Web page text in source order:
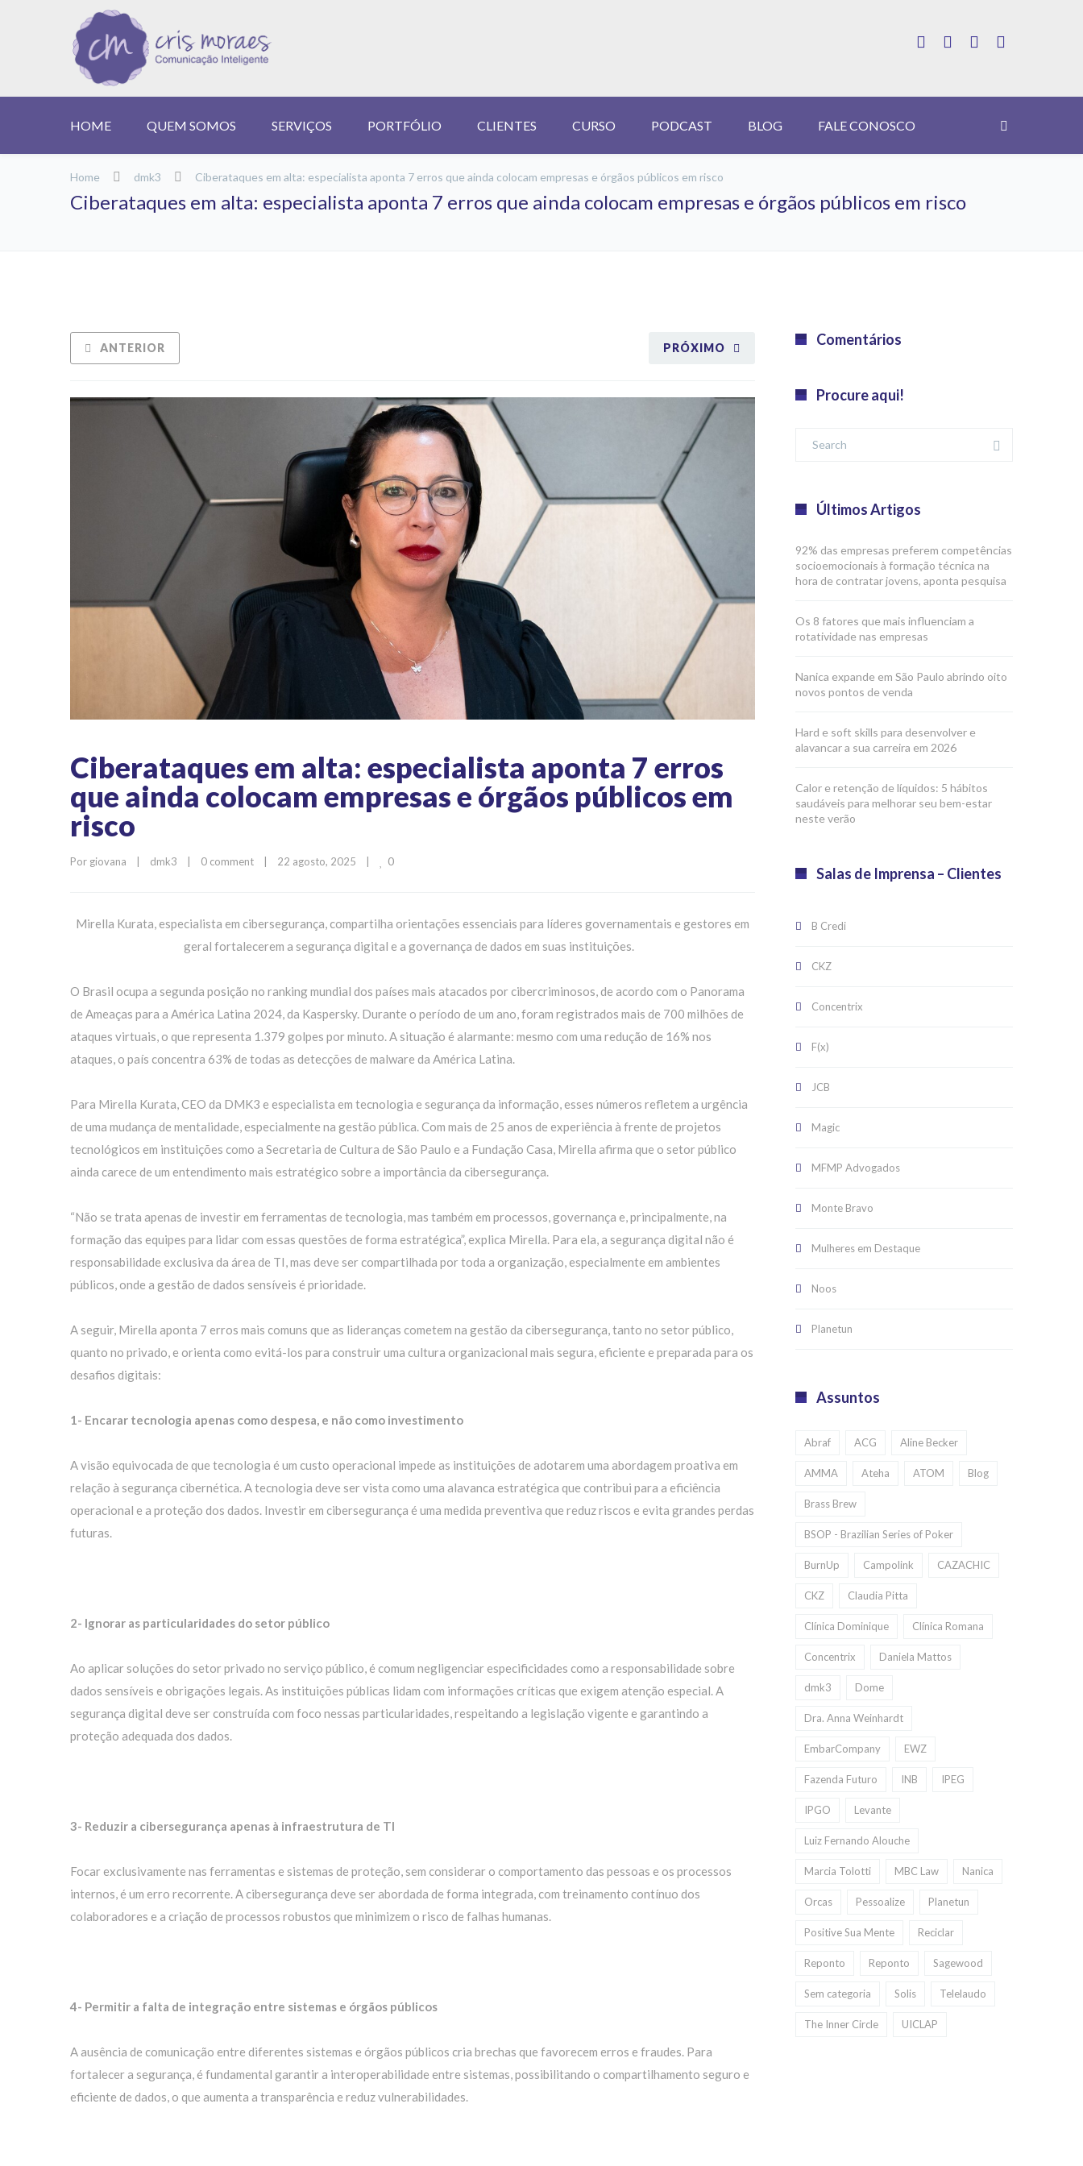
HOME QUEM SOMOS SERVIÇOS PORTFÓLIO CLIENTES CURSO PODCAST BLOG FALE CONOSCO
Ciberataques em alta: especialista aponta 7 erros que ainda colocam empresas e órgãos públicos em risco
Home dmk3 Ciberataques em alta: especialista aponta 7 erros que ainda colocam empresas e órgãos públicos em risco
PRÓXIMO
ANTERIOR
Ciberataques em alta: especialista aponta 7 erros
que ainda colocam empresas e órgãos públicos em
risco
Por giovana dmk3 0 comment 22 agosto, 2025 0
Mirella Kurata, especialista em cibersegurança, compartilha orientações essenciais para líderes governamentais e gestores em
geral fortalecerem a segurança digital e a governança de dados em suas instituições.
O Brasil ocupa a segunda posição no ranking mundial dos países mais atacados por cibercriminosos, de acordo com o Panorama
de Ameaças para a América Latina 2024, da Kaspersky. Durante o período de um ano, foram registrados mais de 700 milhões de
ataques virtuais, o que representa 1.379 golpes por minuto. A situação é alarmante: mesmo com uma redução de 16% nos
ataques, o país concentra 63% de todas as detecções de malware da América Latina.
Para Mirella Kurata, CEO da DMK3 e especialista em tecnologia e segurança da informação, esses números refletem a urgência
de uma mudança de mentalidade, especialmente na gestão pública. Com mais de 25 anos de experiência à frente de projetos
tecnológicos em instituições como a Secretaria de Cultura de São Paulo e a Fundação Casa, Mirella afirma que o setor público
ainda carece de um entendimento mais estratégico sobre a importância da cibersegurança.
“Não se trata apenas de investir em ferramentas de tecnologia, mas também em processos, governança e, principalmente, na
formação das equipes para lidar com essas questões de forma estratégica”, explica Mirella. Para ela, a segurança digital não é
responsabilidade exclusiva da área de TI, mas deve ser compartilhada por toda a organização, especialmente em ambientes
públicos, onde a gestão de dados sensíveis é prioridade.
A seguir, Mirella aponta 7 erros mais comuns que as lideranças cometem na gestão da cibersegurança, tanto no setor público,
quanto no privado, e orienta como evitá-los para construir uma cultura organizacional mais segura, eficiente e preparada para os
desafios digitais:
1- Encarar tecnologia apenas como despesa, e não como investimento
A visão equivocada de que tecnologia é um custo operacional impede as instituições de adotarem uma abordagem proativa em
relação à segurança cibernética. A tecnologia deve ser vista como uma alavanca estratégica que contribui para a eficiência
operacional e a proteção dos dados. Investir em cibersegurança é uma medida preventiva que reduz riscos e evita grandes perdas
futuras.
2- Ignorar as particularidades do setor público
Ao aplicar soluções do setor privado no serviço público, é comum negligenciar especificidades como a responsabilidade sobre
dados sensíveis e obrigações legais. As instituições públicas lidam com informações críticas que exigem atenção especial. A
segurança digital deve ser construída com foco nessas particularidades, respeitando a legislação vigente e garantindo a
proteção adequada dos dados.
3- Reduzir a cibersegurança apenas à infraestrutura de TI
Focar exclusivamente nas ferramentas e sistemas de proteção, sem considerar o comportamento das pessoas e os processos
internos, é um erro recorrente. A cibersegurança deve ser abordada de forma integrada, com treinamento contínuo dos
colaboradores e a criação de processos robustos que minimizem o risco de falhas humanas.
4- Permitir a falta de integração entre sistemas e órgãos públicos
A ausência de comunicação entre diferentes sistemas e órgãos públicos cria brechas que favorecem erros e fraudes. Para
fortalecer a segurança, é fundamental garantir a interoperabilidade entre sistemas, possibilitando o compartilhamento seguro e
eficiente de dados, o que aumenta a transparência e reduz vulnerabilidades.
Comentários
Procure aqui!
Últimos Artigos
92% das empresas preferem competências
socioemocionais à formação técnica na
hora de contratar jovens, aponta pesquisa
Os 8 fatores que mais influenciam a
rotatividade nas empresas
Nanica expande em São Paulo abrindo oito
novos pontos de venda
Hard e soft skills para desenvolver e
alavancar a sua carreira em 2026
Calor e retenção de líquidos: 5 hábitos
saudáveis para melhorar seu bem-estar
neste verão
Salas de Imprensa – Clientes
B Credi
CKZ
Concentrix
F(x)
JCB
Magic
MFMP Advogados
Monte Bravo
Mulheres em Destaque
Noos
Planetun
Assuntos
Abraf ACG Aline Becker
AMMA Ateha ATOM Blog
Brass Brew
BSOP - Brazilian Series of Poker
BurnUp Campolink CAZACHIC
CKZ Claudia Pitta
Clínica Dominique Clínica Romana
Concentrix Daniela Mattos
dmk3 Dome
Dra. Anna Weinhardt
EmbarCompany EWZ
Fazenda Futuro INB IPEG
IPGO Levante
Luiz Fernando Alouche
Marcia Tolotti MBC Law Nanica
Orcas Pessoalize Planetun
Positive Sua Mente Reciclar
Reponto Reponto Sagewood
Sem categoria Solis Telelaudo
The Inner Circle UICLAP